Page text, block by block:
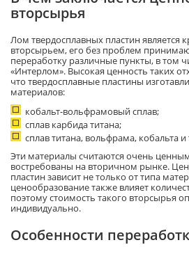
вторсырья
Лом твердосплавных пластин является
вторсырьем, его без проблем
переработку различные пункты, в том
«Интерлом». Высокая ценность таких
что твердосплавные пластины
материалов:
кобальт-вольфрамовый сплав;
сплав карбида титана;
сплав титана, вольфрама, кобальта и
Эти материалы считаются очень
востребованы на вторичном рынке.
пластин зависит не только от типа
ценообразование также влияет
поэтому стоимость такого вторсырья
индивидуально.
Особенности